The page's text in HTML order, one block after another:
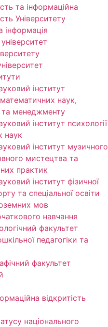
та інформаційна
Університету
інформація
інститут
наук,
та менеджменту
інститут психології
наук
інститут музичного
мистецтва та
практик
інститут фізичної
та спеціальної освіти
мов
навчання
факультет
педагогіки та
факультет
відкритість
національного